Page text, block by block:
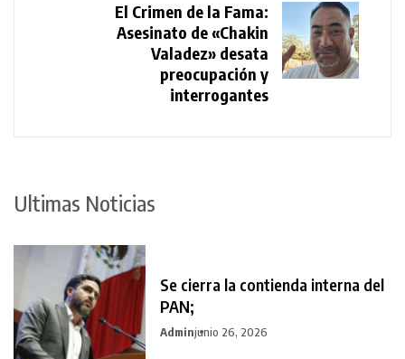
El Crimen de la Fama:
Asesinato de «Chakin
Valadez» desata
preocupación y
interrogantes
Ultimas Noticias
Se cierra la contienda interna del
PAN;
Adminjunio 26, 2026